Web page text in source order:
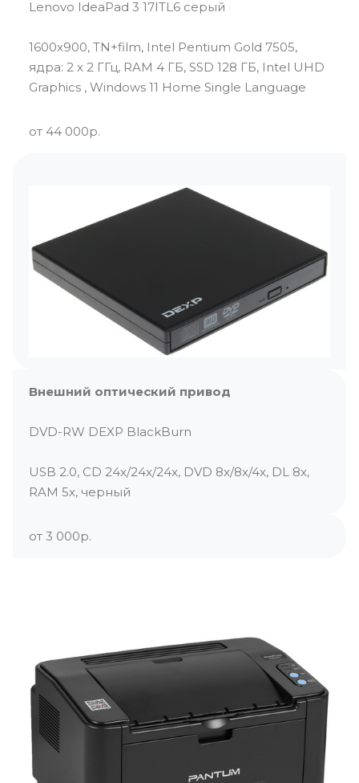
Lenovo IdeaPad 3 17ITL6 серый
1600x900, TN+film, Intel Pentium Gold 7505,
ядра: 2 х 2 ГГц, RAM 4 ГБ, SSD 128 ГБ, Intel UHD
Graphics , Windows 11 Home Single Language
от 44 000р.
Внешний оптический привод
DVD-RW DEXP BlackBurn
USB 2.0, CD 24x/24x/24x, DVD 8x/8x/4x, DL 8x,
RAM 5x, черный
от 3 000р.